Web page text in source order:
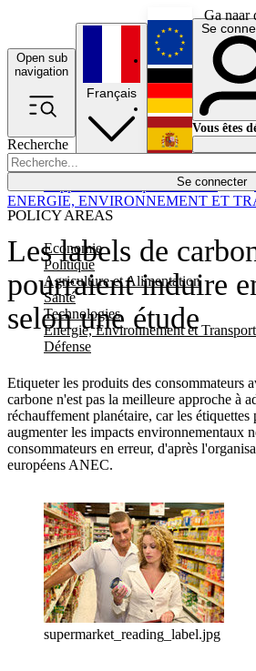
Ga naar
Open sub
navigation
Recherche
Se connecter
POLICY AREAS
Economie
Politique
Agriculture et Alimentation
Santé
Technologies
Energie, Environnement et Transport
Défense
Économie
Français
English
Deutsch
Español
Se
Vous êtes
Les labels de
pourraient induire
selon une étude
Etiqueter les produits des consommateurs
carbone n'est pas la meilleure approche à
réchauffement planétaire, car les étiquettes
augmenter les impacts environnementaux
consommateurs en erreur, d'après
européens ANEC.
ENERGIE, ENVIRONNEMENT ET
supermarket_reading_label.jpg